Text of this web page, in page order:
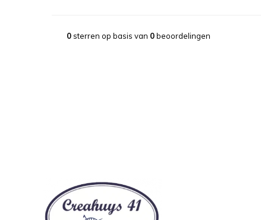
0sterren op basis van 0beoordelingen